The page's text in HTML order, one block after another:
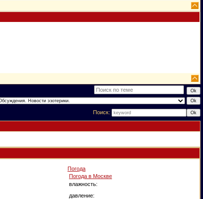
Поиск:
Погода
Погода в Москве
влажность:
давление: